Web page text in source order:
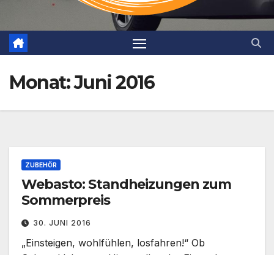
Monat:Juni 2016
ZUBEHÖR
Webasto: Standheizungen zum
Sommerpreis
30. JUNI 2016
„Einsteigen, wohlfühlen, losfahren!“ Ob